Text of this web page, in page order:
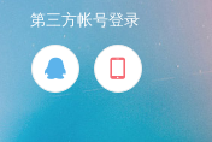
第三方帐号登录
 